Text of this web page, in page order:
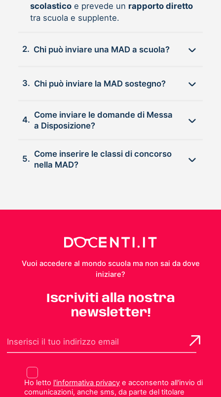
scolasticoe prevede un rapporto diretto
tra scuola e supplente.
2. Chi può inviare una MAD a scuola?
3. Chi può inviare la MAD sostegno?
4.
Come inviare le domande di Messa
a Disposizione?
5.
Come inserire le classi di concorso
nella MAD?
Vuoi accedere al mondo scuola ma non sai da dove
iniziare?
Iscriviti alla nostra
newsletter!
Ho letto l'informativa privacye acconsento all'invio di
comunicazioni, anche sms, da parte del titolare